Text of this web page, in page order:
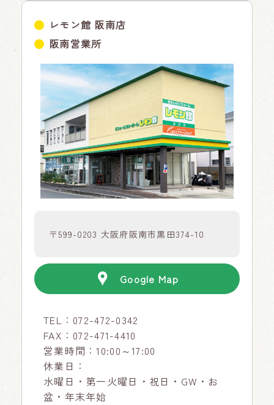
レモン館 阪南店
阪南営業所
〒599-0203 大阪府阪南市黒田374-10
Google Map
TEL： 072-472-0342
FAX：072-471-4410
営業時間：10:00～17:00
休業日：
水曜日・第一火曜日・祝日・GW・お
盆・年末年始